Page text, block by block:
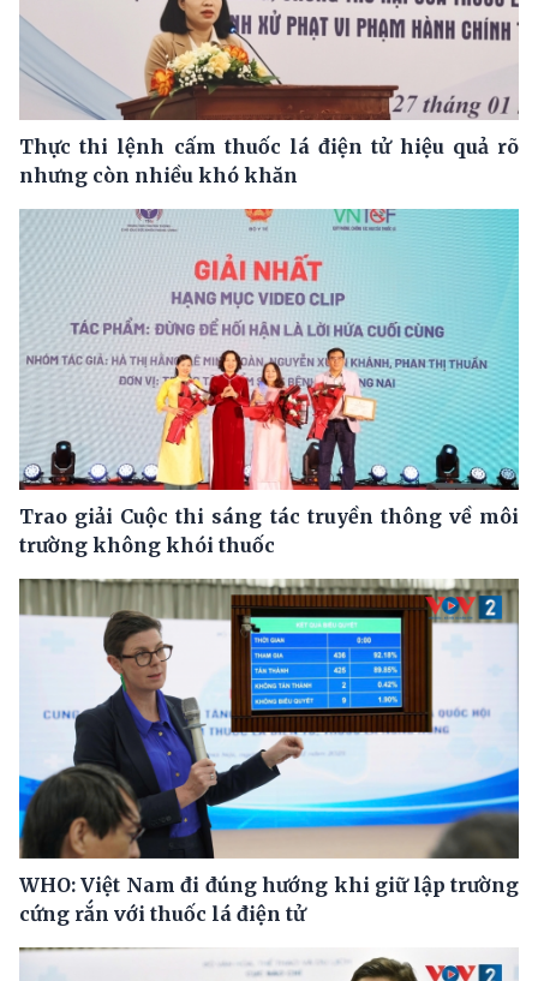
Thực thi lệnh cấm thuốc lá điện tử hiệu quả rõ
nhưng còn nhiều khó khăn
Trao giải Cuộc thi sáng tác truyền thông về môi
trường không khói thuốc
WHO: Việt Nam đi đúng hướng khi giữ lập trường
cứng rắn với thuốc lá điện tử